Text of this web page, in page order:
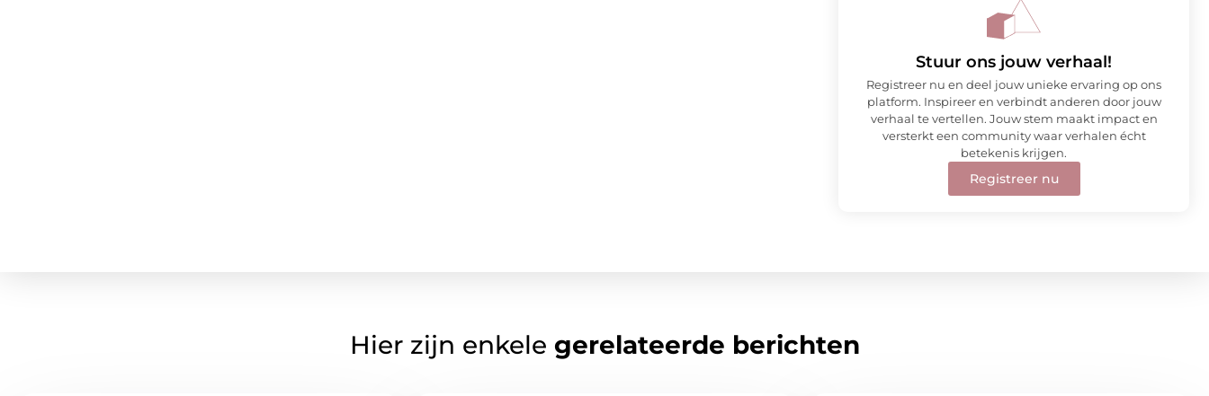
Stuur ons jouw verhaal!
Registreer nu en deel jouw unieke ervaring op ons
platform. Inspireer en verbindt anderen door jouw
verhaal te vertellen. Jouw stem maakt impact en
versterkt een community waar verhalen écht
betekenis krijgen.
Registreer nu
Hier zijn enkele gerelateerde berichten